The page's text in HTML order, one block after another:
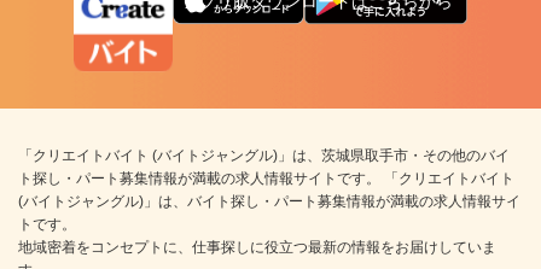
「クリエイトバイト (バイトジャングル)」は、茨城県取手市・その他のバイ
ト探し・パート募集情報が満載の求人情報サイトです。 「クリエイトバイト
(バイトジャングル)」は、バイト探し・パート募集情報が満載の求人情報サイ
トです。
地域密着をコンセプトに、仕事探しに役立つ最新の情報をお届けしていま